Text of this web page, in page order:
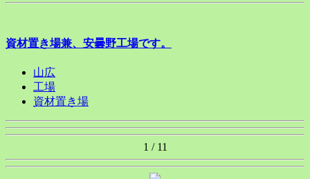
資材置き場兼、安曇野工場です。
山広
工場
資材置き場
1 / 11